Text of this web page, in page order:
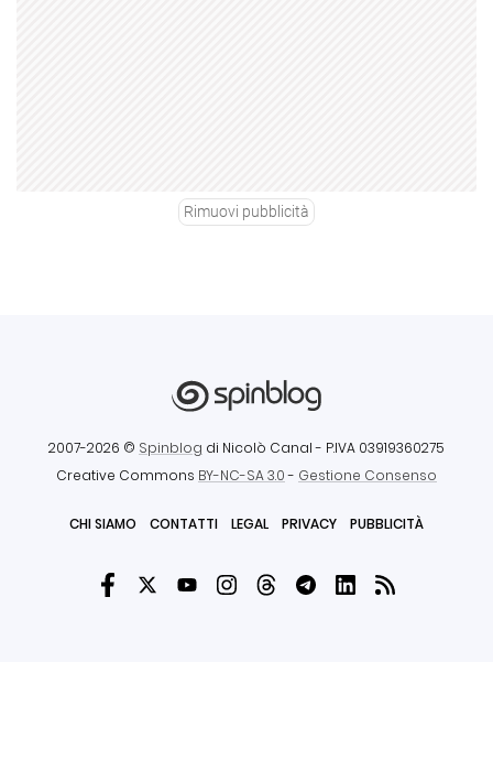
Rimuovi pubblicità
2007-2026 © Spinblog di Nicolò Canal - P.IVA 03919360275
Creative Commons BY-NC-SA 3.0- Gestione Consenso
CHI SIAMO CONTATTI LEGAL PRIVACY PUBBLICITÀ